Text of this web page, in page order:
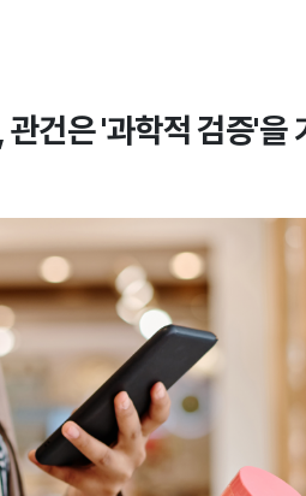
건은 '과학적 검증'을